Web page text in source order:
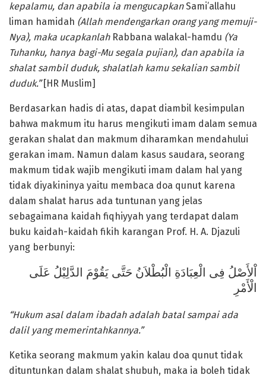
kepalamu, dan apabila ia mengucapkanSami’allahu
liman hamidah (Allah mendengarkan orang yang memuji-
Nya), maka ucapkanlah Rabbana walakal-hamdu (Ya
Tuhanku, hanya bagi-Mu segala pujian), dan apabila ia
shalat sambil duduk, shalatlah kamu sekalian sambil
duduk.”[HR Muslim]
Berdasarkan hadis di atas, dapat diambil kesimpulan
bahwa makmum itu harus mengikuti imam dalam semua
gerakan shalat dan makmum diharamkan mendahului
gerakan imam. Namun dalam kasus saudara, seorang
makmum tidak wajib mengikuti imam dalam hal yang
tidak diyakininya yaitu membaca doa qunut karena
dalam shalat harus ada tuntunan yang jelas
sebagaimana kaidah fiqhiyyah yang terdapat dalam
buku kaidah-kaidah fikih karangan Prof. H. A. Djazuli
yang berbunyi:
اْلأَصْلُ فِى الْعِبَادَةِ الْبُطْلاَنُ حَتَّى يَقُوْمَ الدَّلِيْلُ عَلَى
الْأَمْرِ
“Hukum asal dalam ibadah adalah batal sampai ada
dalil yang memerintahkannya.”
Ketika seorang makmum yakin kalau doa qunut tidak
dituntunkan dalam shalat shubuh, maka ia boleh tidak